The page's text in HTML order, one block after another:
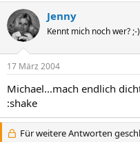
Jenny
Kennt mich noch wer? ;-)
17 März 2004
Michael...mach endlich
:shake
Für weitere Antworten